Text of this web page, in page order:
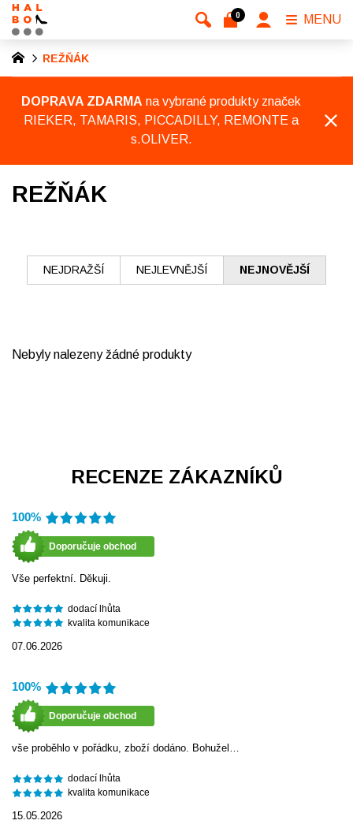
REŽŇÁK
DOPRAVA ZDARMA na vybrané produkty značek
RIEKER, TAMARIS, PICCADILLY, REMONTE a
s.OLIVER.
REŽŇÁK
NEJDRAŽŠÍ NEJLEVNĚJŠÍ NEJNOVĚJŠÍ
Nebyly nalezeny žádné produkty
RECENZE ZÁKAZNÍKŮ
100%
Doporučuje obchod
Vše perfektní. Děkuji.
dodací lhůta
kvalita komunikace
07.06.2026
100%
Doporučuje obchod
vše proběhlo v pořádku, zboží dodáno. Bohužel…
dodací lhůta
kvalita komunikace
15.05.2026
0 MENU